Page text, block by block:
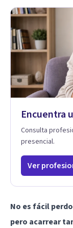
Encuentra
Consulta
presencial.
Ver
No es fácil
pero acarrear